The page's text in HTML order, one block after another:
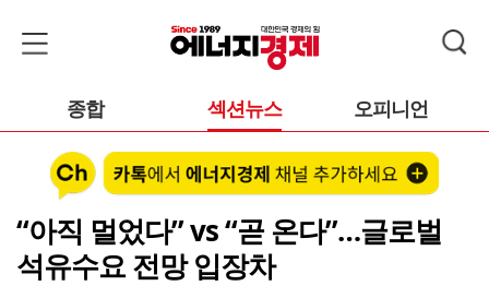
종합 섹션뉴스 오피니언
“아직 멀었다” vs “곧 온다”…글로벌
석유수요 전망 입장차